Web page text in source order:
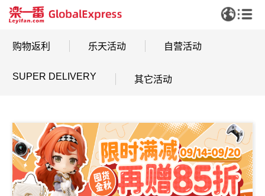
购物返利 乐天活动 自营活动
SUPER DELIVERY 其它活动